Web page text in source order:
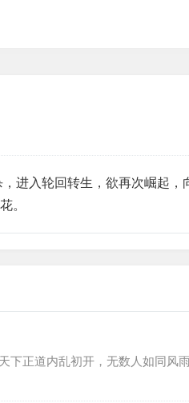
进入轮回转生，欲再次崛起，
。
下正道内乱初开，无数人如同风